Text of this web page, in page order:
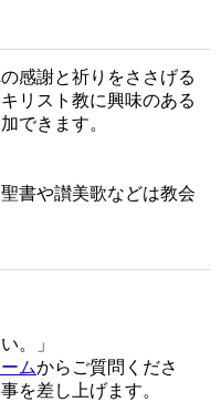
感謝と祈りをささげる
リスト教に興味のある
できます。
書や讃美歌などは教会
。」
ムからご質問くださ
を差し上げます。